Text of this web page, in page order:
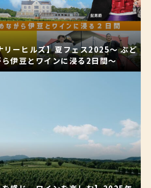
リーヒルズ】夏フェス2025〜 ぶど
伊豆とワインに浸る2日間〜